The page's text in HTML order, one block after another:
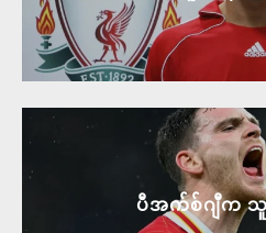
ပီအက်စ်ဂျီက